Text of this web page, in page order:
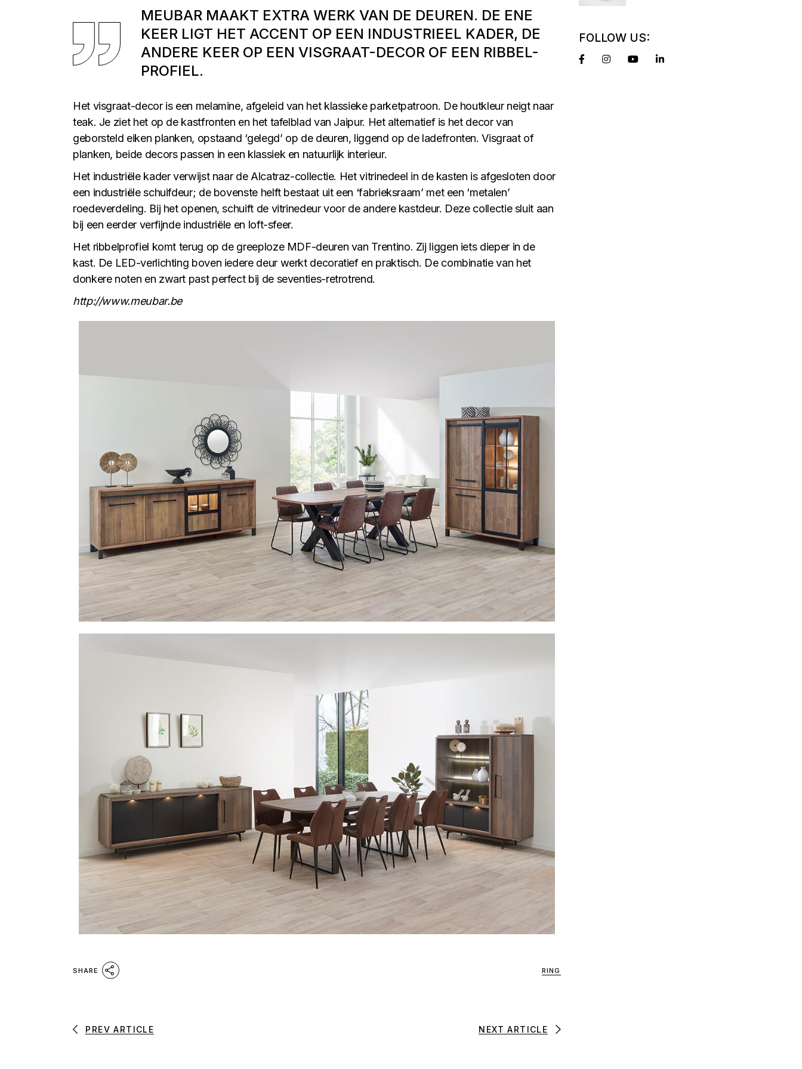
MEUBAR MAAKT EXTRA WERK VAN DE DEUREN. DE ENE
KEER LIGT HET ACCENT OP EEN INDUSTRIEEL KADER, DE
ANDERE KEER OP EEN VISGRAAT-DECOR OF EEN RIBBEL-
PROFIEL.
Het visgraat-decor is een melamine, afgeleid van het klassieke parketpatroon. De houtkleur neigt naar
teak. Je ziet het op de kastfronten en het tafelblad van Jaipur. Het alternatief is het decor van
geborsteld eiken planken, opstaand ‘gelegd’ op de deuren, liggend op de ladefronten. Visgraat of
planken, beide decors passen in een klassiek en natuurlijk interieur.
Het industriële kader verwijst naar de Alcatraz-collectie. Het vitrinedeel in de kasten is afgesloten door
een industriële schuifdeur; de bovenste helft bestaat uit een ‘fabrieksraam’ met een ‘metalen’
roedeverdeling. Bij het openen, schuift de vitrinedeur voor de andere kastdeur. Deze collectie sluit aan
bij een eerder verfijnde industriële en loft-sfeer.
Het ribbelprofiel komt terug op de greeploze MDF-deuren van Trentino. Zij liggen iets dieper in de
kast. De LED-verlichting boven iedere deur werkt decoratief en praktisch. De combinatie van het
donkere noten en zwart past perfect bij de seventies-retrotrend.
http://www.meubar.be
SHARE RING
PREV ARTICLE NEXT ARTICLE
FOLLOW US: